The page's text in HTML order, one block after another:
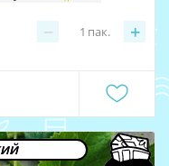
− +
1 пак.